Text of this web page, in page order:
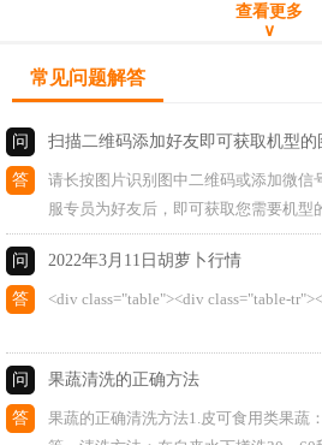
查看更多
∨
常见问题解答
问 扫描二维码添加好友即可获取机型
答
请长按图片识别图中二维码或添加微信
服专员为好友后，即可获取您需要机型
报价！ 注：我厂11年专注萝卜清洗机
问
2022年3月11日胡萝卜行情
答 <div class="table"><div class="table-
问 果蔬清洗的正确方法
答
果蔬的正确清洗方法1.皮可食用类果蔬